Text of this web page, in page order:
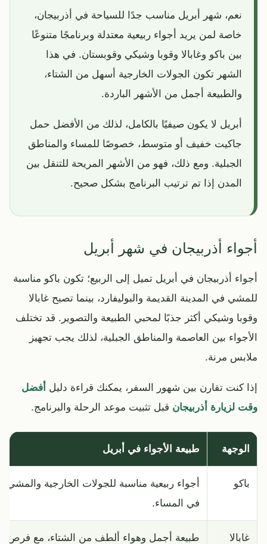
نعم، شهر أبريل مناسب جدًا للسياحة في أذربيجان،
خاصة لمن يريد أجواء ربيعية معتدلة وبرنامجًا متنوعًا
بين باكو وغابالا وقوبا وشيكي وقوبستان. في هذا
الشهر تكون الجولات الخارجية أسهل من الشتاء،
والطبيعة أجمل من الأشهر الباردة.
أبريل لا يكون صيفيًا بالكامل، لذلك من الأفضل حمل
جاكيت خفيف أو متوسط، خصوصًا للمساء والمناطق
الجبلية. ومع ذلك، فهو من الأشهر المريحة للتنقل بين
المدن إذا تم ترتيب البرنامج بشكل صحيح.
أجواء أذربيجان في شهر أبريل
أجواء أذربيجان في أبريل تميل إلى الربيع؛ تكون باكو مناسبة
للمشي في المدينة القديمة والبوليفارد، بينما تصبح غابالا
وقوبا وشيكي أكثر جذبًا لمحبي الطبيعة والتصوير. قد تختلف
الأجواء بين العاصمة والمناطق الجبلية، لذلك يجب تجهيز
ملابس مرنة.
إذا كنت تقارن بين شهور السفر، يمكنك قراءة دليل أفضل
وقت لزيارة أذربيجان قبل تثبيت موعد الرحلة والبرنامج.
الوجهة طبيعة الأجواء في أبريل
باكو
أجواء ربيعية مناسبة للجولات الخارجية والمشي
في المساء.
غابالا
طبيعة أجمل وهواء ألطف من الشتاء، مع فرص